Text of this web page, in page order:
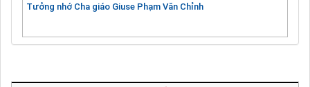
Tưởng nhớ Cha giáo Giuse Phạm Văn Chỉnh